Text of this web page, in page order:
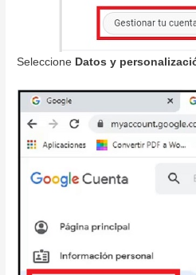
Seleccione Datos y